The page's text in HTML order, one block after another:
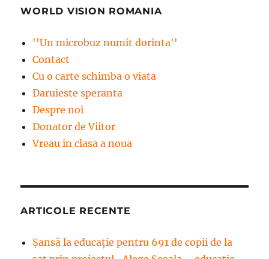
WORLD VISION ROMANIA
''Un microbuz numit dorinta''
Contact
Cu o carte schimba o viata
Daruieste speranta
Despre noi
Donator de Viitor
Vreau in clasa a noua
ARTICOLE RECENTE
Șansă la educație pentru 691 de copii de la